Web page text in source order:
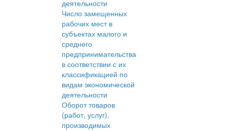
деятельности
Число замещенных
рабочих мест в
субъектах малого и
среднего
предпринимательства
в соответствии с их
классификацией по
видам экономической
деятельности
Оборот товаров
(работ, услуг),
производимых